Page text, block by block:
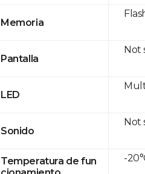
Memoria
Pantalla
LED
Sonido
Temperatura de fun
Not
Not
-